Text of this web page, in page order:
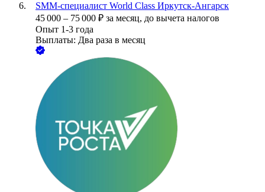
SMM-специалист World Class Иркутск-Ангарск
45 000 – 75 000 ₽ за месяц, до вычета налогов
Опыт 1-3 года
Выплаты: Два раза в месяц